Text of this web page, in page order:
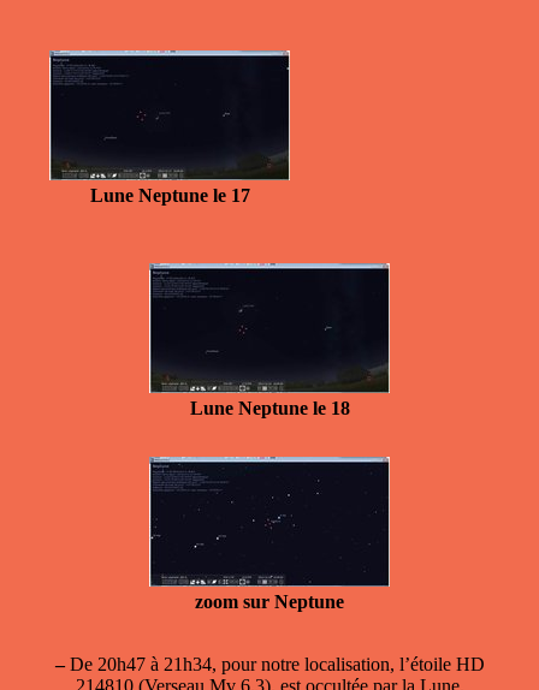
Lune Neptune le 17
Lune Neptune le 18
zoom sur Neptune
–De 20h47 à 21h34, pour notre localisation, l’étoile HD